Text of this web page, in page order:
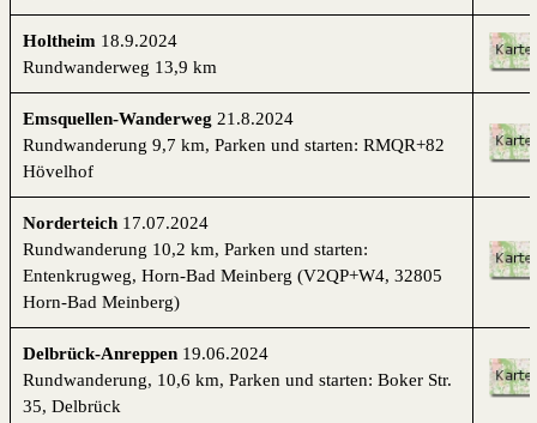
Holtheim 18.9.2024
Rundwanderweg 13,9 km
Emsquellen-Wanderweg 21.8.2024
Rundwanderung 9,7 km, Parken und starten: RMQR+82
Hövelhof
Norderteich 17.07.2024
Rundwanderung 10,2 km, Parken und starten:
Entenkrugweg, Horn-Bad Meinberg (V2QP+W4, 32805
Horn-Bad Meinberg)
Delbrück-Anreppen 19.06.2024
Rundwanderung, 10,6 km, Parken und starten: Boker Str.
35, Delbrück